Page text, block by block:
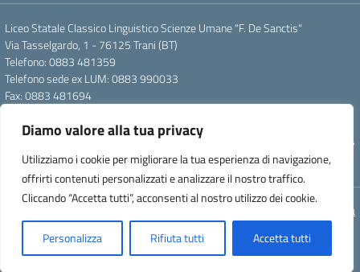
Diamo valore alla tua privacy
Utilizziamo i cookie per migliorare la tua esperienza di navigazione,
offrirti contenuti personalizzati e analizzare il nostro traffico.
Cliccando “Accetta tutti”, acconsenti al nostro utilizzo dei cookie.
Personalizza Rifiuta tutti Accetta tutti
Liceo Statale Classico Linguistico Scienze Umane "F. De Sanctis"
Via Tasselgardo, 1 - 76125 Trani (BT)
Telefono: 0883 481359
Telefono sede ex LUM: 0883 990033
Fax: 0883 481694
Pec: btpc210007@pec.istruzione.it
Codice Meccanografico: istsc_btpc210007 - Codice Fiscale: 92058830727
- Codice Univoco d'ufficio: UFG4S9
Concept & Design by Designers Italia